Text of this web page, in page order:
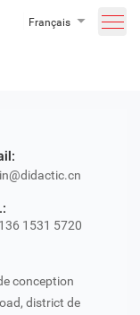
Français
1531 5720
conception
district de